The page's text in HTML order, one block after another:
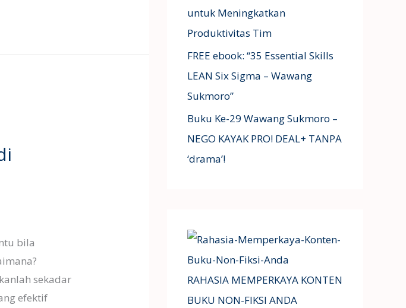
bila
sekadar
efektif
untuk Meningkatkan
Produktivitas Tim
FREE ebook: “35 Essential Skills
LEAN Six Sigma – Wawang
Sukmoro”
Buku Ke-29 Wawang Sukmoro –
NEGO KAYAK PRO! DEAL+ TANPA
‘drama’!
RAHASIA MEMPERKAYA KONTEN
BUKU NON-FIKSI ANDA